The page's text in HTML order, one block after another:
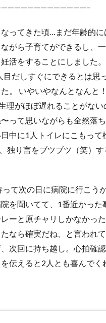
——————————————–
ってきた頃…まだ年齢的
がら子育てができるし、
活をすることにしました
だしすぐにできるとは思
。 いやいやなんとなんと
理がほぼ遅れることがな
って思いながらも全然落
中に1人トイレにこもっ
独り言をブツブツ（笑）
て次の日に病院に行こう
を聞いてて、1番近かっ
ーと原チャリしかなかっ
なら確実だね、と言われ
次回に持ち越し。心拍確
伝えると2人とも喜んでく